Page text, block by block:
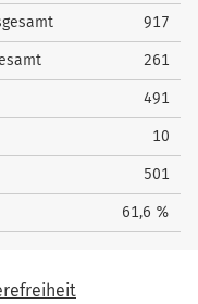
917
261
491
10
501
61,6 %